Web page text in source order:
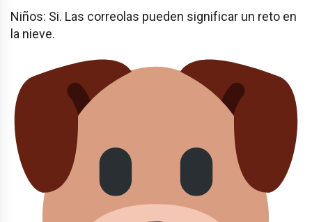
Niños: Si. Las correolas pueden significar un reto en
la nieve.